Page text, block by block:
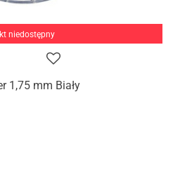
niedostępny
1,75 mm Biały